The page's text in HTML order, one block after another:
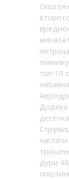
топ 10
Додека
дури